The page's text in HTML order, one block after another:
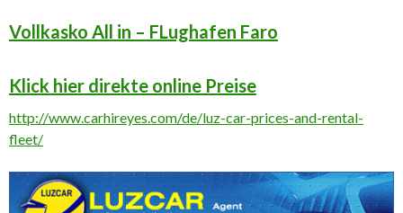
Vollkasko All in – FLughafen Faro
Klick hier direkte online Preise
http://www.carhireyes.com/de/luz-car-prices-and-rental-
fleet/